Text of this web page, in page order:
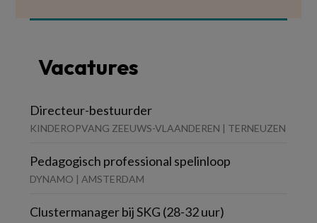
Vacatures
Directeur-bestuurder
KINDEROPVANG ZEEUWS-VLAANDEREN | TERNEUZEN
Pedagogisch professional spelinloop
DYNAMO | AMSTERDAM
Clustermanager bij SKG (28-32 uur)